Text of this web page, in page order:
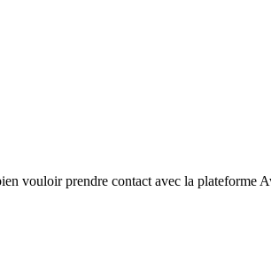
vouloir prendre contact avec la plateforme